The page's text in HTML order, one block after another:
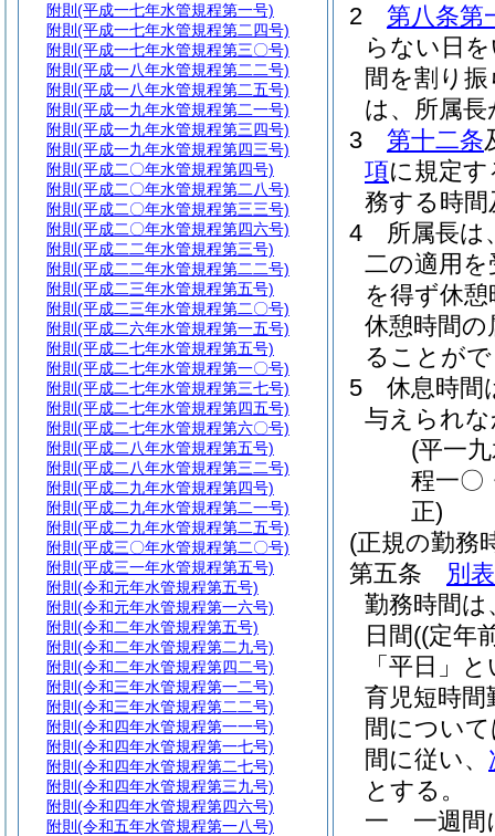
2
第八条第
らない日
間を割り
は、所属
3
第十二条
項に規定
務する時
4
所属長は
二の適用
を得ず休
休憩時間
ることが
5
休息時間
与えられ
(平一
程一〇
正)
(正規の勤務
第五条
別
勤務時間
日間((定年
「平日」
育児短時間
間につい
間に従い、
とする。
一
一週
附則 (平成一七年水管規程第一号)
附則 (平成一七年水管規程第二四号)
附則 (平成一七年水管規程第三〇号)
附則 (平成一八年水管規程第二二号)
附則 (平成一八年水管規程第二五号)
附則 (平成一九年水管規程第二一号)
附則 (平成一九年水管規程第三四号)
附則 (平成一九年水管規程第四三号)
附則 (平成二〇年水管規程第四号)
附則 (平成二〇年水管規程第二八号)
附則 (平成二〇年水管規程第三三号)
附則 (平成二〇年水管規程第四六号)
附則 (平成二二年水管規程第三号)
附則 (平成二二年水管規程第二二号)
附則 (平成二三年水管規程第五号)
附則 (平成二三年水管規程第二〇号)
附則 (平成二六年水管規程第一五号)
附則 (平成二七年水管規程第五号)
附則 (平成二七年水管規程第一〇号)
附則 (平成二七年水管規程第三七号)
附則 (平成二七年水管規程第四五号)
附則 (平成二七年水管規程第六〇号)
附則 (平成二八年水管規程第五号)
附則 (平成二八年水管規程第三二号)
附則 (平成二九年水管規程第四号)
附則 (平成二九年水管規程第二一号)
附則 (平成二九年水管規程第二五号)
附則 (平成三〇年水管規程第二〇号)
附則 (平成三一年水管規程第五号)
附則 (令和元年水管規程第五号)
附則 (令和元年水管規程第一六号)
附則 (令和二年水管規程第五号)
附則 (令和二年水管規程第二九号)
附則 (令和二年水管規程第四二号)
附則 (令和三年水管規程第一二号)
附則 (令和三年水管規程第二二号)
附則 (令和四年水管規程第一一号)
附則 (令和四年水管規程第一七号)
附則 (令和四年水管規程第二七号)
附則 (令和四年水管規程第三九号)
附則 (令和四年水管規程第四六号)
附則 (令和五年水管規程第一八号)